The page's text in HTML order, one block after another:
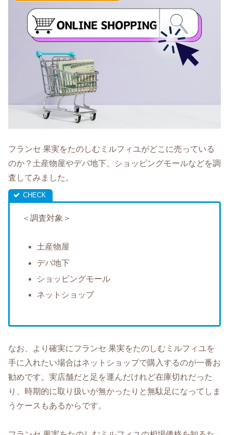
フランセ 果実をたのしむミルフィユがどこに売っている
のか？土産物屋やデパ地下、ショッピングモールなどを調
査してみました。
＜調査対象＞
土産物屋
デパ地下
ショッピングモール
ネットショップ
なお、より確実にフランセ 果実をたのしむミルフィユを
手に入れたい場合はネットショップで購入するのが一番お
勧めです。実店舗だと足を運んだけれど在庫切れだった
り、時期的に取り扱いが無かったりと無駄足になってしま
うケースもあるからです。